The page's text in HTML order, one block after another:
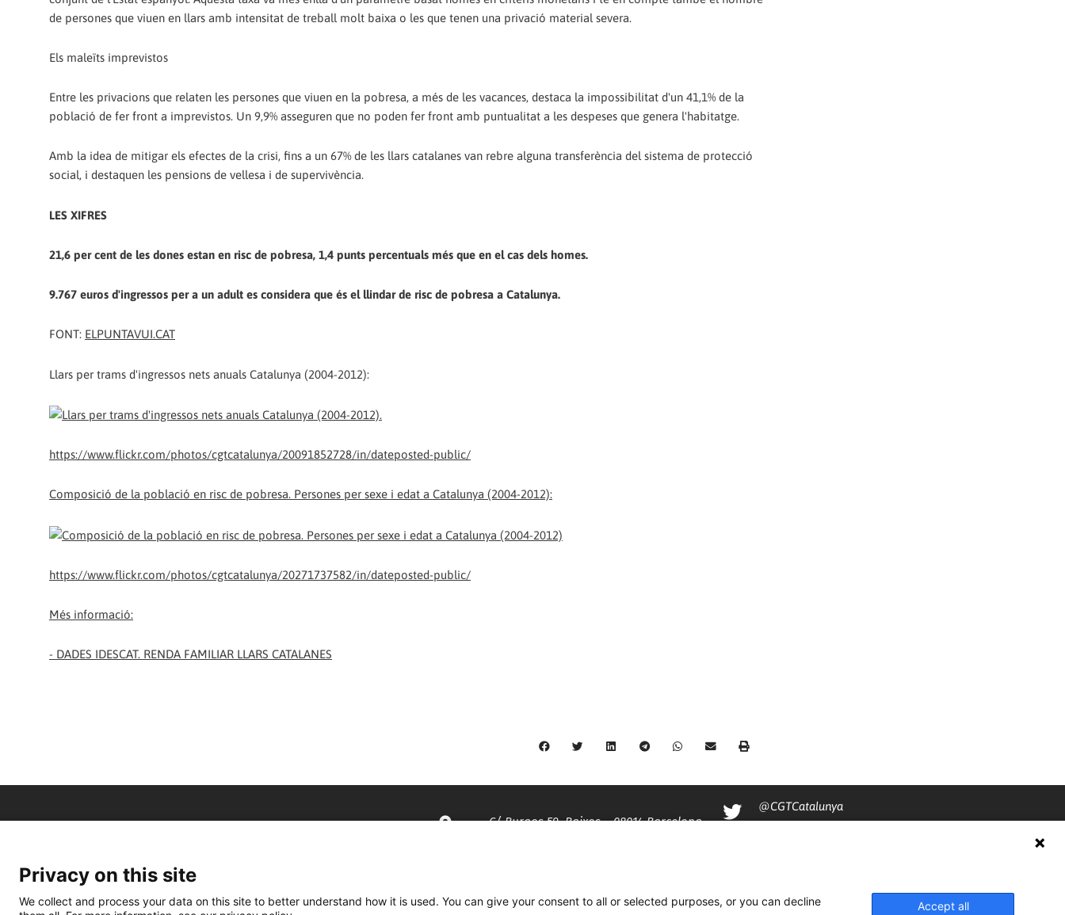
de persones que viuen en llars amb intensitat de treball molt baixa o les que tenen una privació material severa.
Els maleïts imprevistos
Entre les privacions que relaten les persones que viuen en la pobresa, a més de les vacances, destaca la impossibilitat d'un 41,1% de la
població de fer front a imprevistos. Un 9,9% asseguren que no poden fer front amb puntualitat a les despeses que genera l'habitatge.
Amb la idea de mitigar els efectes de la crisi, fins a un 67% de les llars catalanes van rebre alguna transferència del sistema de protecció
social, i destaquen les pensions de vellesa i de supervivència.
LES XIFRES
21,6 per cent de les dones estan en risc de pobresa, 1,4 punts percentuals més que en el cas dels homes.
9.767 euros d'ingressos per a un adult es considera que és el llindar de risc de pobresa a Catalunya.
FONT: ELPUNTAVUI.CAT
Llars per trams d'ingressos nets anuals Catalunya (2004-2012):
https://www.flickr.com/photos/cgtcatalunya/20091852728/in/dateposted-public/
Composició de la població en risc de pobresa. Persones per sexe i edat a Catalunya (2004-2012):
https://www.flickr.com/photos/cgtcatalunya/20271737582/in/dateposted-public/
Més informació:
- DADES IDESCAT. RENDA FAMILIAR LLARS CATALANES
C/ Burgos 59, Baixos – 08014 Barcelona
@CGTCatalunya
cgtcatalunya
Privacy on this site
We collect and process your data on this site to better understand how it is used. You can give your consent to all or selected purposes, or you can decline
Accept all